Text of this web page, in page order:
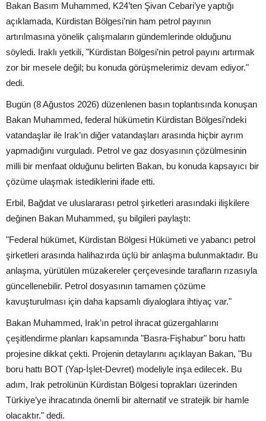
Bakan Basım Muhammed, K24’ten Şivan Cebari’ye yaptığı
açıklamada, Kürdistan Bölgesi’nin ham petrol payının
artırılmasına yönelik çalışmaların gündemlerinde olduğunu
söyledi. Iraklı yetkili, "Kürdistan Bölgesi’nin petrol payını artırmak
zor bir mesele değil; bu konuda görüşmelerimiz devam ediyor."
dedi.
Bugün (8 Ağustos 2026) düzenlenen basın toplantısında konuşan
Bakan Muhammed, federal hükümetin Kürdistan Bölgesi’ndeki
vatandaşlar ile Irak’ın diğer vatandaşları arasında hiçbir ayrım
yapmadığını vurguladı. Petrol ve gaz dosyasının çözülmesinin
milli bir menfaat olduğunu belirten Bakan, bu konuda kapsayıcı bir
çözüme ulaşmak istediklerini ifade etti.
Erbil, Bağdat ve uluslararası petrol şirketleri arasındaki ilişkilere
değinen Bakan Muhammed, şu bilgileri paylaştı:
"Federal hükümet, Kürdistan Bölgesi Hükümeti ve yabancı petrol
şirketleri arasında halihazırda üçlü bir anlaşma bulunmaktadır. Bu
anlaşma, yürütülen müzakereler çerçevesinde tarafların rızasıyla
güncellenebilir. Petrol dosyasının tamamen çözüme
kavuşturulması için daha kapsamlı diyaloglara ihtiyaç var."
Bakan Muhammed, Irak’ın petrol ihracat güzergahlarını
çeşitlendirme planları kapsamında "Basra-Fişhabur" boru hattı
projesine dikkat çekti. Projenin detaylarını açıklayan Bakan, "Bu
boru hattı BOT (Yap-İşlet-Devret) modeliyle inşa edilecek. Bu
adım, Irak petrolünün Kürdistan Bölgesi toprakları üzerinden
Türkiye’ye ihracatında önemli bir alternatif ve stratejik bir hamle
olacaktır." dedi.